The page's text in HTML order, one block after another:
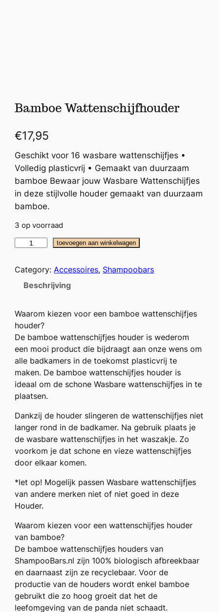
Bamboe Wattenschijfhouder
€17,95
Geschikt voor 16 wasbare wattenschijfjes •
Volledig plasticvrij • Gemaakt van duurzaam
bamboe Bewaar jouw Wasbare Wattenschijfjes
in deze stijlvolle houder gemaakt van duurzaam
bamboe.
3 op voorraad
m
W
a
t
t
e
n
s
c
i
j
f
h
o
u
d
e
a
a
n
t
a
l
toevoegen aan winkelwagen
Category:Accessoires, Shampoobars
Beschrijving
Waarom kiezen voor een bamboe wattenschijfjes
houder?
De bamboe wattenschijfjes houder is wederom
een mooi product die bijdraagt aan onze wens om
alle badkamers in de toekomst plasticvrij te
maken. De bamboe wattenschijfjes houder is
ideaal om de schone Wasbare wattenschijfjes in te
plaatsen.
Dankzij de houder slingeren de wattenschijfjes niet
langer rond in de badkamer. Na gebruik plaats je
de wasbare wattenschijfjes in het waszakje. Zo
voorkom je dat schone en vieze wattenschijfjes
door elkaar komen.
*let op! Mogelijk passen Wasbare wattenschijfjes
van andere merken niet of niet goed in deze
Houder.
Waarom kiezen voor een wattenschijfjes houder
van bamboe?
De bamboe wattenschijfjes houders van
ShampooBars.nl zijn 100% biologisch afbreekbaar
en daarnaast zijn ze recyclebaar. Voor de
productie van de houders wordt enkel bamboe
gebruikt die zo hoog groeit dat het de
leefomgeving van de panda niet schaadt.